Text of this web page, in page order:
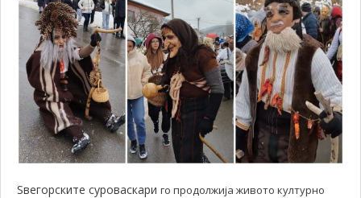
Ѕвегорските суроваскари го продолжија живото културно